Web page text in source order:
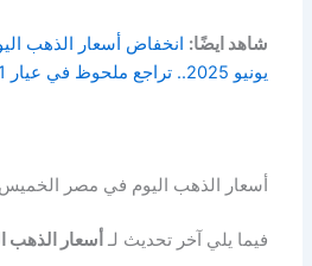
شاهد ايضًا:
يونيو 2025.. تراجع ملحوظ في عيار 21
أسعار الذهب اليوم في مصر الخميس 26 يونيو 2025
فيما يلي آخر تحديث لـ أسعار الذهب